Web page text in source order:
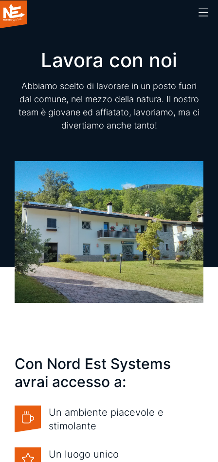
Home
Chi siamo
Cosa facciamo
Blog
Webinar
richiedi una demo
richiedi info
Lavora con noi
Abbiamo scelto di lavorare in un posto fuori
dal comune, nel mezzo della natura. Il nostro
team è giovane ed affiatato, lavoriamo, ma ci
divertiamo anche tanto!
Con Nord Est Systems
avrai accesso a:
Un ambiente piacevole e
stimolante
Un luogo unico